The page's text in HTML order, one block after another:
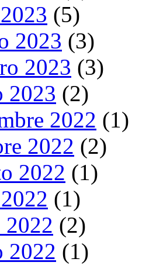
(5)
2023 (3)
2023 (3)
2023 (2)
2022 (1)
2022 (2)
2022 (1)
(1)
(2)
2022 (1)